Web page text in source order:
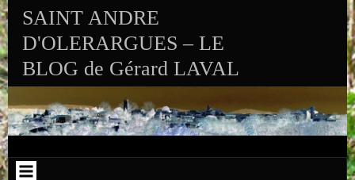
Skip to VISITS_COUNTER_WIDGET
SAINT ANDRE
D'OLERARGUES – LE
BLOG de Gérard LAVAL